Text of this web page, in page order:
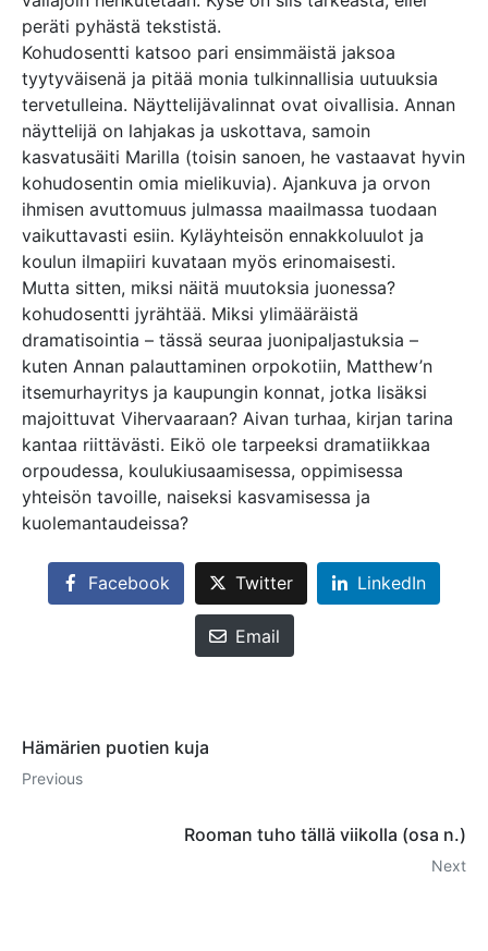
peräti pyhästä tekstistä.
Kohudosentti katsoo pari ensimmäistä jaksoa
tyytyväisenä ja pitää monia tulkinnallisia uutuuksia
tervetulleina. Näyttelijävalinnat ovat oivallisia. Annan
näyttelijä on lahjakas ja uskottava, samoin
kasvatusäiti Marilla (toisin sanoen, he vastaavat hyvin
kohudosentin omia mielikuvia). Ajankuva ja orvon
ihmisen avuttomuus julmassa maailmassa tuodaan
vaikuttavasti esiin. Kyläyhteisön ennakkoluulot ja
koulun ilmapiiri kuvataan myös erinomaisesti.
Mutta sitten, miksi näitä muutoksia juonessa?
kohudosentti jyrähtää. Miksi ylimääräistä
dramatisointia – tässä seuraa juonipaljastuksia –
kuten Annan palauttaminen orpokotiin, Matthew’n
itsemurhayritys ja kaupungin konnat, jotka lisäksi
majoittuvat Vihervaaraan? Aivan turhaa, kirjan tarina
kantaa riittävästi. Eikö ole tarpeeksi dramatiikkaa
orpoudessa, koulukiusaamisessa, oppimisessa
yhteisön tavoille, naiseksi kasvamisessa ja
kuolemantaudeissa?
Facebook Twitter LinkedIn
Email
Hämärien puotien kuja
Previous
Rooman tuho tällä viikolla (osa n.)
Next